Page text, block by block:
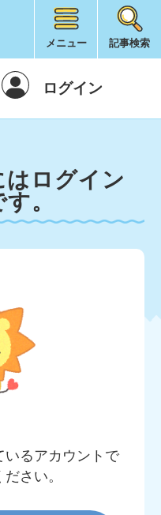
メニュー 記事検索
ログイン
ログイン
。
いるアカウントで
さい。